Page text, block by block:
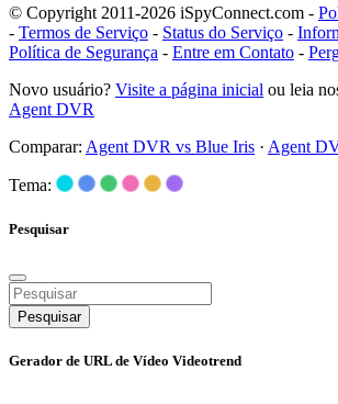
© Copyright 2011-2026 iSpyConnect.com -
- Termos de Serviço - Status do Serviço -
Política de Segurança - Entre em Contato -
Novo usuário? Visite a página inicial ou leia
Agent DVR
Comparar: Agent DVR vs Blue Iris · Agent
Tema:
Pesquisar
Pesquisar
Gerador de URL de Vídeo Videotrend